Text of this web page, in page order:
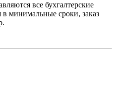
все бухгалтерские
в минимальные сроки, заказ